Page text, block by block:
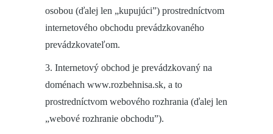
osobou (ďalej len „kupujúci”) prostredníctvom
internetového obchodu prevádzkovaného
prevádzkovateľom.
3. Internetový obchod je prevádzkovaný na
doménach www.rozbehnisa.sk, a to
prostredníctvom webového rozhrania (ďalej len
„webové rozhranie obchodu”).